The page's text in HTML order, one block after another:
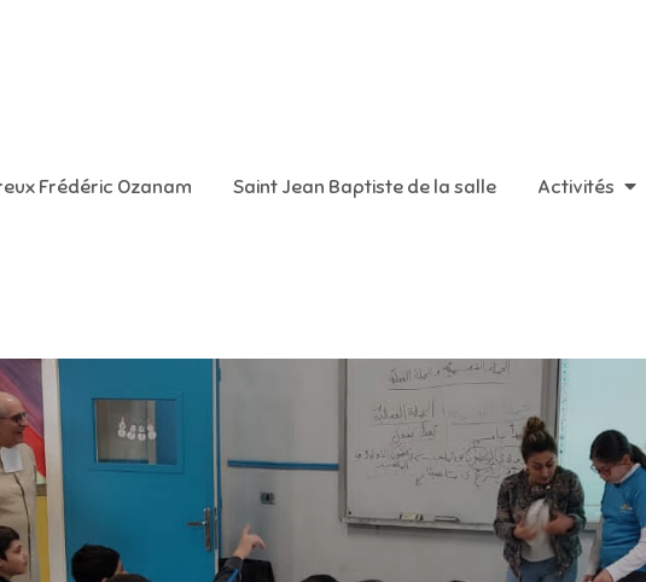
Frédéric Ozanam Saint Jean Baptiste de la salle Activités